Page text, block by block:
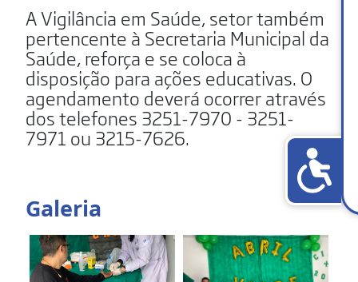
A Vigilância em Saúde, setor também
pertencente à Secretaria Municipal da
Saúde, reforça e se coloca à
disposição para ações educativas. O
agendamento deverá ocorrer através
dos telefones 3251-7970 - 3251-
7971 ou 3215-7626.
Galeria